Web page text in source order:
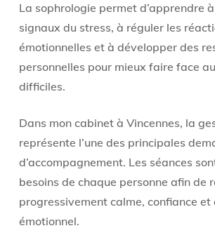
La sophrologie permet d’apprendre
signaux du stress, à réguler les
émotionnelles et à développer des
personnelles pour mieux faire face
difficiles.
Dans mon cabinet à Vincennes, la
représente l’une des principales
d’accompagnement. Les séances
besoins de chaque personne afin de
progressivement calme, confiance et
émotionnel.